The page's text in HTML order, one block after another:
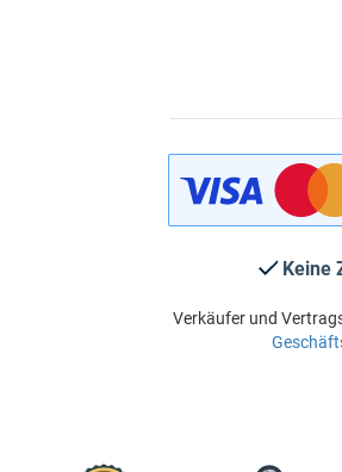
Keine
Verkäufer und